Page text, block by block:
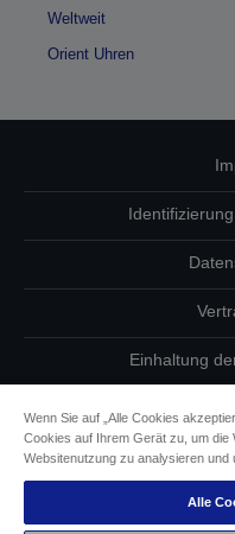
Weltweit
Orient Uhren
Einhaltung
Epson
Wenn Sie auf „Alle Cookies
Cookies auf Ihrem Gerät zu, um
Websitenutzung zu analysieren und
Alle